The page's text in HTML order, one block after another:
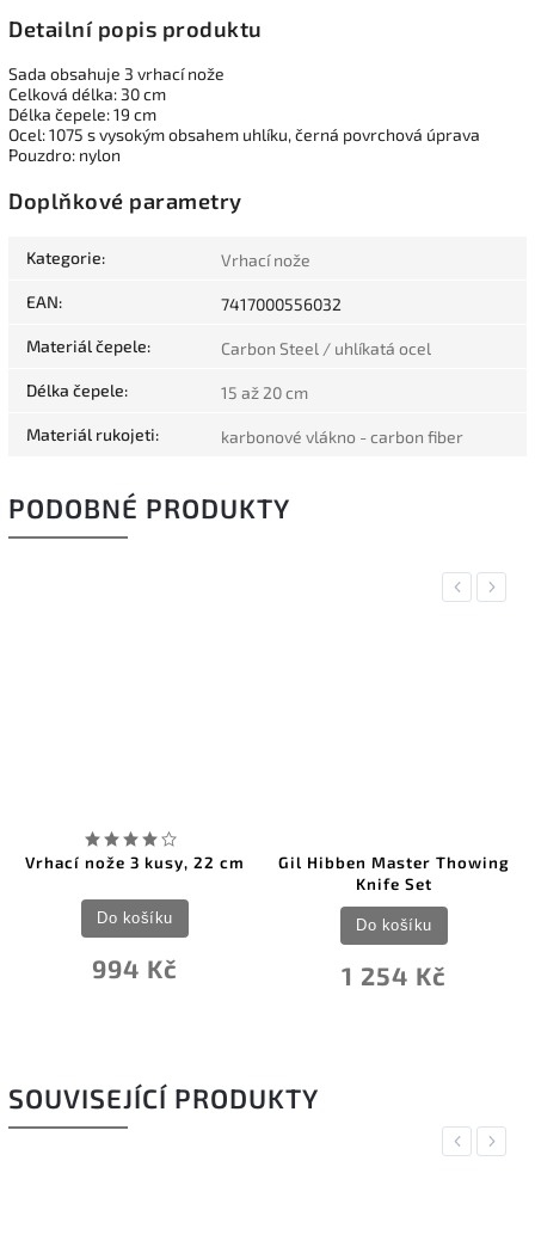
Detailní popis produktu
Sada obsahuje 3 vrhací nože
Celková délka: 30 cm
Délka čepele: 19 cm
Ocel: 1075 s vysokým obsahem uhlíku, černá povrchová úprava
Pouzdro: nylon
Doplňkové parametry
Kategorie: Vrhací nože
EAN: 7417000556032
Materiál čepele: Carbon Steel / uhlíkatá ocel
Délka čepele: 15 až 20 cm
Materiál rukojeti: karbonové vlákno - carbon fiber
PODOBNÉ PRODUKTY
Previous
Vrhací nože 3 kusy, 22 cm
994 Kč
Do košíku
Gil Hibben Master Thowing
Knife Set
1 254 Kč
Do košíku
Next
SOUVISEJÍCÍ PRODUKTY
Previous
Next